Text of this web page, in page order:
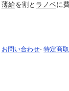
薄給を割と ラノベに
お問い合わせ- 特定商